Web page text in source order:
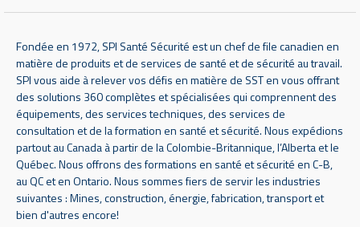
Fondée en 1972, SPI Santé Sécurité est un chef de file canadien en
matière de produits et de services de santé et de sécurité au travail.
SPI vous aide à relever vos défis en matière de SST en vous offrant
des solutions 360 complètes et spécialisées qui comprennent des
équipements, des services techniques, des services de
consultation et de la formation en santé et sécurité. Nous expédions
partout au Canada à partir de la Colombie-Britannique, l’Alberta et le
Québec. Nous offrons des formations en santé et sécurité en C-B,
au QC et en Ontario. Nous sommes fiers de servir les industries
suivantes : Mines, construction, énergie, fabrication, transport et
bien d'autres encore!